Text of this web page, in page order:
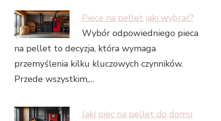
Piece na pellet jaki wybrać?
Wybór odpowiedniego pieca
na pellet to decyzja, która wymaga
przemyślenia kilku kluczowych czynników.
Przede wszystkim,…
Jaki piec na pellet do domu